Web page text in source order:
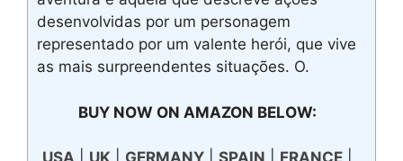
desenvolvidas por um personagem
representado por um valente herói, que vive
as mais surpreendentes situações. O.
BUY NOW ON AMAZON BELOW:
USA UK GERMANY| SPAIN FRANCE|